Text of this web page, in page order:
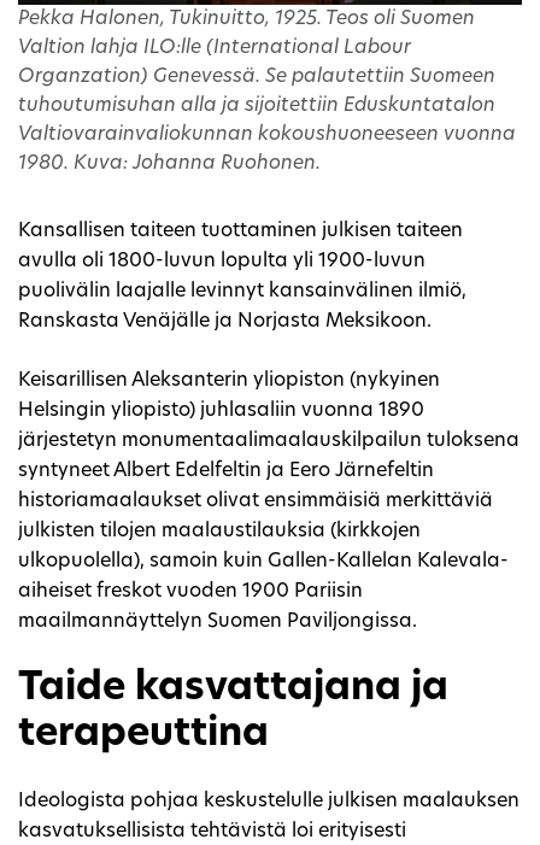
Pekka Halonen, Tukinuitto, 1925. Teos oli Suomen
Valtion lahja ILO:lle (International Labour
Organzation) Genevessä. Se palautettiin Suomeen
tuhoutumisuhan alla ja sijoitettiin Eduskuntatalon
Valtiovarainvaliokunnan kokoushuoneeseen vuonna
1980. Kuva: Johanna Ruohonen.
Kansallisen taiteen tuottaminen julkisen taiteen
avulla oli 1800-luvun lopulta yli 1900-luvun
puolivälin laajalle levinnyt kansainvälinen ilmiö,
Ranskasta Venäjälle ja Norjasta Meksikoon.
Keisarillisen Aleksanterin yliopiston (nykyinen
Helsingin yliopisto) juhlasaliin vuonna 1890
järjestetyn monumentaalimaalauskilpailun tuloksena
syntyneet Albert Edelfeltin ja Eero Järnefeltin
historiamaalaukset olivat ensimmäisiä merkittäviä
julkisten tilojen maalaustilauksia (kirkkojen
ulkopuolella), samoin kuin Gallen-Kallelan Kalevala-
aiheiset freskot vuoden 1900 Pariisin
maailmannäyttelyn Suomen Paviljongissa.
Taide kasvattajana ja
terapeuttina
Ideologista pohjaa keskustelulle julkisen maalauksen
kasvatuksellisista tehtävistä loi erityisesti